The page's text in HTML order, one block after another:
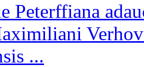
Peterffiana
...